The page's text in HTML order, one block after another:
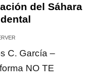
del Sáhara
C. García –
NO TE